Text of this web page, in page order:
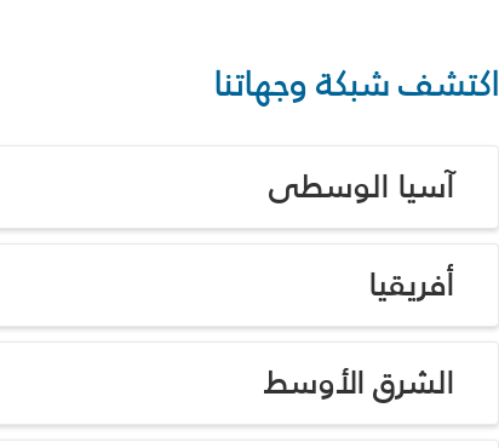
اكتشف شبكة وجهاتنا
آسيا الوسطى
أفريقيا
الشرق الأوسط